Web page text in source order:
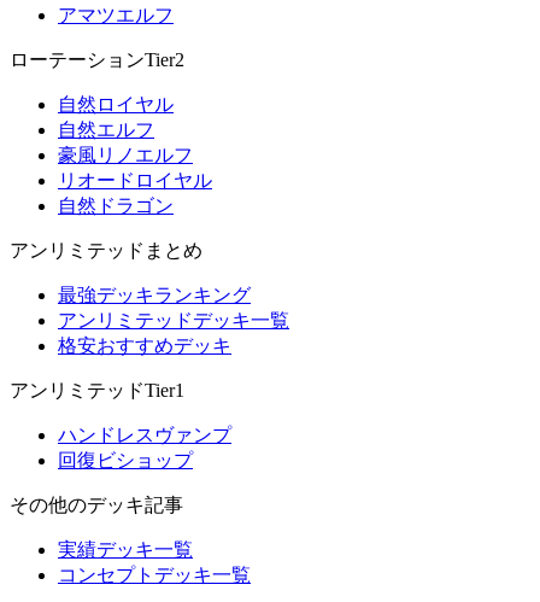
アマツエルフ
ローテーションTier2
自然ロイヤル
自然エルフ
豪風リノエルフ
リオードロイヤル
自然ドラゴン
アンリミテッドまとめ
最強デッキランキング
アンリミテッドデッキ一覧
格安おすすめデッキ
アンリミテッドTier1
ハンドレスヴァンプ
回復ビショップ
その他のデッキ記事
実績デッキ一覧
コンセプトデッキ一覧